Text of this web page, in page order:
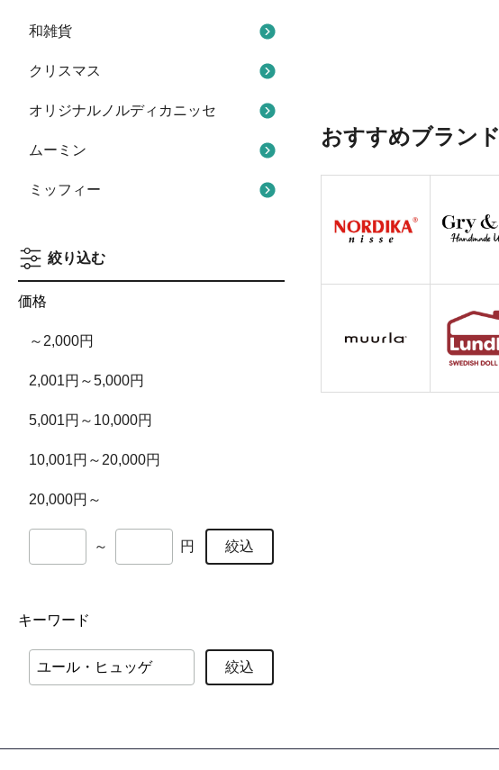
和雑貨
クリスマス
オリジナルノルディカニッセ
ムーミン
ミッフィー
絞り込む
価格
～2,000円
2,001円～5,000円
5,001円～10,000円
10,001円～20,000円
20,000円～
～ 円 絞込
キーワード
絞込
おすすめブランド